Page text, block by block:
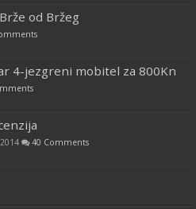
od Bržeg
4-jezgreni mobitel za 800Kn
40 Comments